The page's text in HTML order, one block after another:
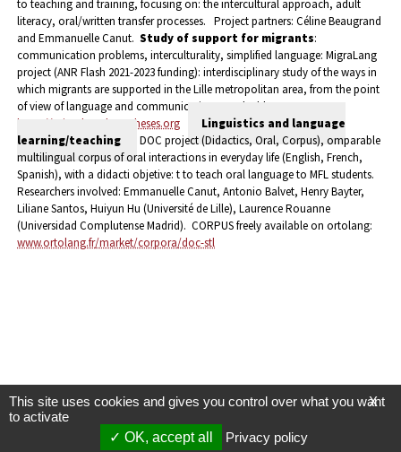
to teaching and training, focusing on: the intercultural approach, adult
literacy, oral/written transfer processes. Project partners: Céline Beaugrand
and Emmanuelle Canut. Study of support for migrants:
communication problems, interculturality, simplified language: MigraLang
project (ANR Flash 2021-2023 funding): interdisciplinary study of the ways in
which migrants are supported in the Lille metropolitan area, from the point
of view of language and communication.
See the blog:
https://migralang.hypotheses.org
Linguistics and language
learning/teaching
DOC project (Didactics, Oral, Corpus), omparable
multilingual corpus of oral interactions in everyday life (English, French,
Spanish), with a didacti objetive: t to teach oral language to MFL students.
Researchers involved: Emmanuelle Canut, Antonio Balvet, Henry Bayter,
Liliane Santos, Huiyun Hu (Université de Lille), Laurence Rouanne
(Universidad Complutense Madrid). CORPUS freely available on ortolang:
www.ortolang.fr/market/corpora/doc-stl
X
This site uses cookies and gives you control over what you want
to activate
OK, accept all
Privacy policy